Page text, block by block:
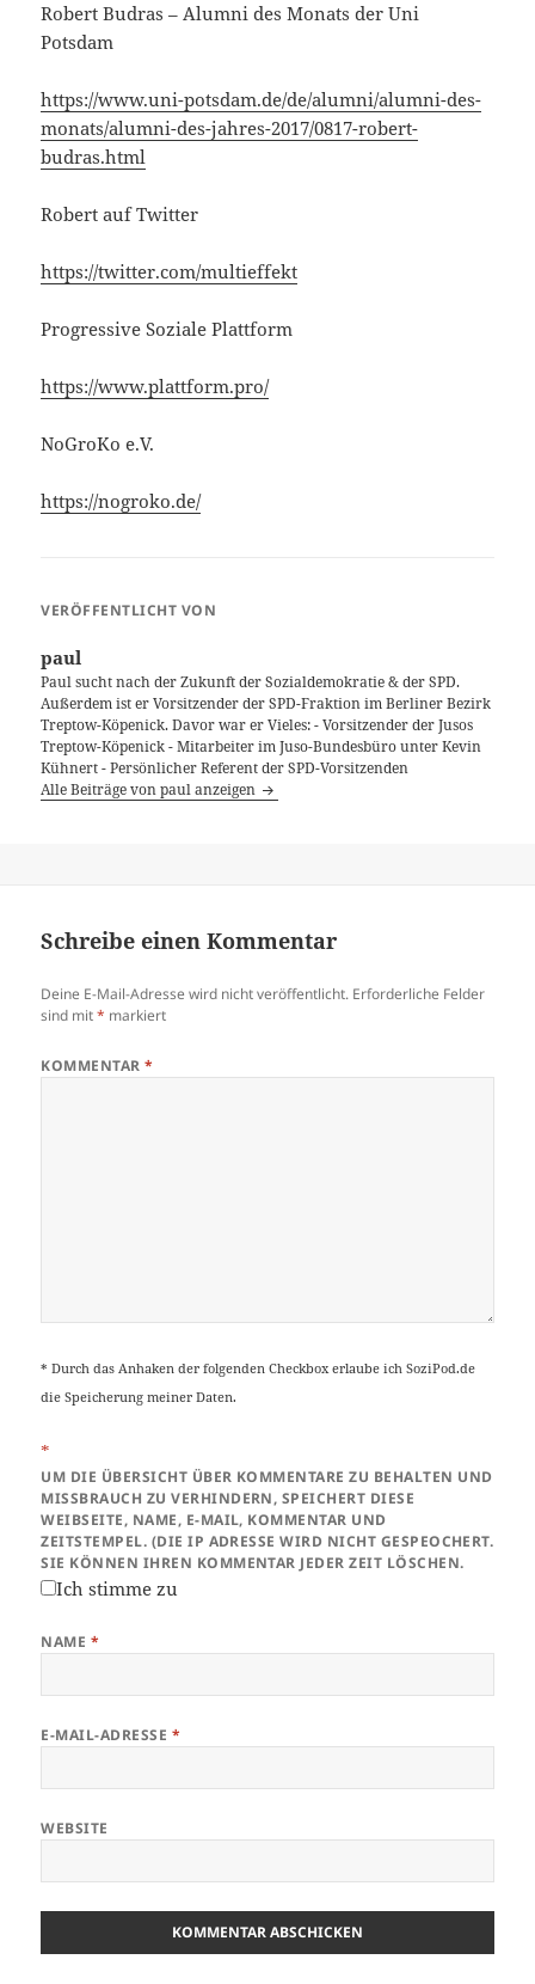
Robert Budras – Alumni des Monats der Uni
Potsdam
https://www.uni-potsdam.de/de/alumni/alumni-des-
monats/alumni-des-jahres-2017/0817-robert-
budras.html
Robert auf Twitter
https://twitter.com/multieffekt
Progressive Soziale Plattform
https://www.plattform.pro/
NoGroKo e.V.
https://nogroko.de/
VERÖFFENTLICHT VON
paul
Paul sucht nach der Zukunft der Sozialdemokratie & der SPD.
Außerdem ist er Vorsitzender der SPD-Fraktion im Berliner Bezirk
Treptow-Köpenick. Davor war er Vieles: - Vorsitzender der Jusos
Treptow-Köpenick - Mitarbeiter im Juso-Bundesbüro unter Kevin
Kühnert - Persönlicher Referent der SPD-Vorsitzenden
Alle Beiträge von paul anzeigen
Schreibe einen Kommentar
Deine E-Mail-Adresse wird nicht veröffentlicht. Erforderliche Felder
sind mit* markiert
KOMMENTAR*
* Durch das Anhaken der folgenden Checkbox erlaube ich SoziPod.de
die Speicherung meiner Daten.
*
UM DIE ÜBERSICHT ÜBER KOMMENTARE ZU BEHALTEN UND
MISSBRAUCH ZU VERHINDERN, SPEICHERT DIESE
WEIBSEITE, NAME, E-MAIL, KOMMENTAR UND
ZEITSTEMPEL. (DIE IP ADRESSE WIRD NICHT GESPEOCHERT.
SIE KÖNNEN IHREN KOMMENTAR JEDER ZEIT LÖSCHEN.
Ich stimme zu
NAME *
E-MAIL-ADRESSE *
WEBSITE